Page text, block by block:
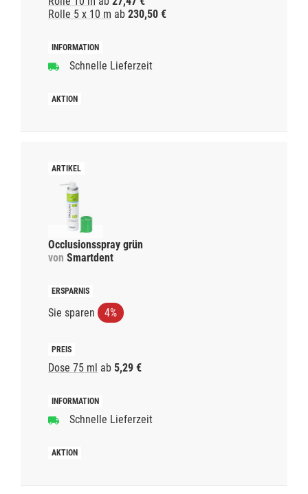
Rolle 5 x 10 m ab 230,50 €
Schnelle Lieferzeit
Occlusionsspray grün
von Smartdent
Sie sparen 4%
Dose 75 ml ab 5,29 €
Schnelle Lieferzeit